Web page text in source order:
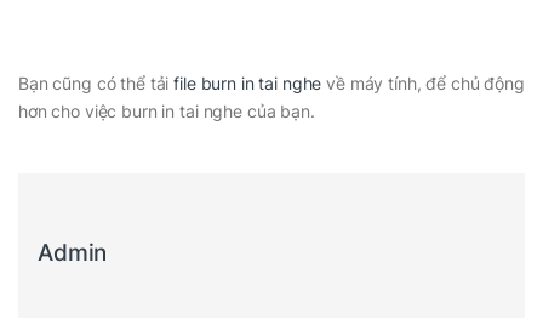
Bạn cũng có thể tảifile burn in tai nghe về máy tính, để chủ động
hơn cho việc burn in tai nghe của bạn.
Admin